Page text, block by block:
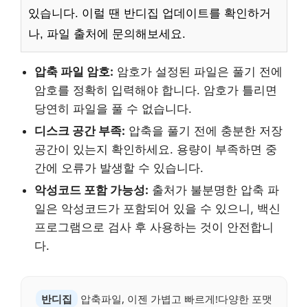
있습니다. 이럴 땐 반디집 업데이트를 확인하거
나, 파일 출처에 문의해보세요.
압축 파일 암호: 암호가 설정된 파일은 풀기 전에
암호를 정확히 입력해야 합니다. 암호가 틀리면
당연히 파일을 풀 수 없습니다.
디스크 공간 부족: 압축을 풀기 전에 충분한 저장
공간이 있는지 확인하세요. 용량이 부족하면 중
간에 오류가 발생할 수 있습니다.
악성코드 포함 가능성: 출처가 불분명한 압축 파
일은 악성코드가 포함되어 있을 수 있으니, 백신
프로그램으로 검사 후 사용하는 것이 안전합니
다.
반디집
압축파일, 이젠 가볍고 빠르게!다양한 포맷